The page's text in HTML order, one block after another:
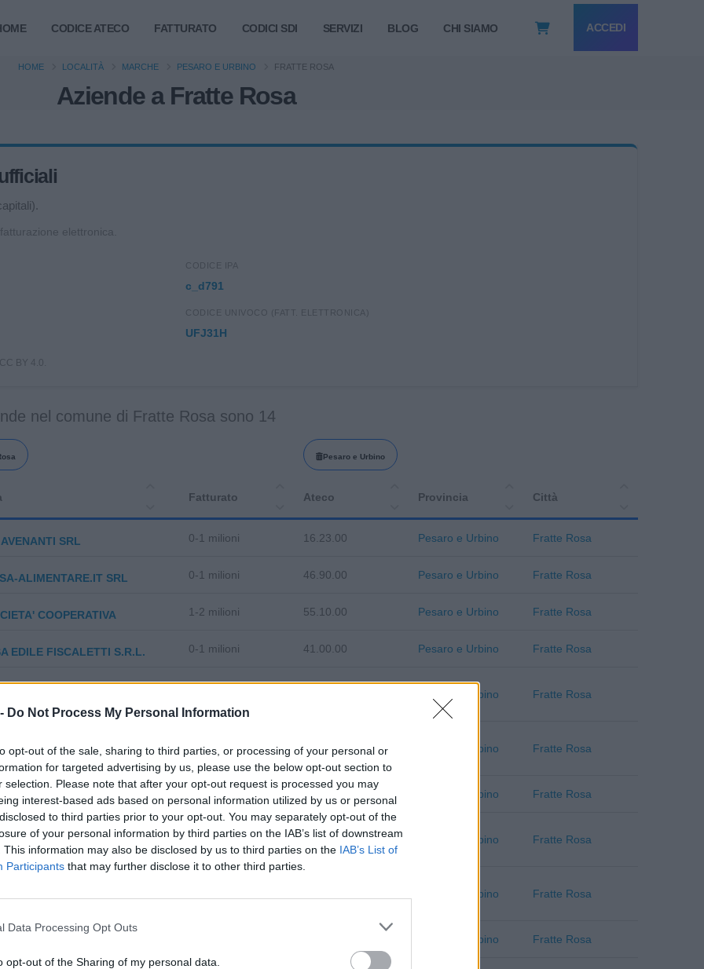
Do Not Process My Personal Information
opt-out of the sale, sharing to third parties, or processing of your personal or
for targeted advertising by us, please use the below opt-out section to
selection. Please note that after your opt-out request is processed you may
interest-based ads based on personal information utilized by us or personal
to third parties prior to your opt-out. You may separately opt-out of the
of your personal information by third parties on the IAB’s list of downstream
This information may also be disclosed by us to third parties on the IAB’s List of
Participants that may further disclose it to other third parties.
Data Processing Opt Outs
opt-out of the Sharing of my personal data.
CODICE ATECO FATTURATO CODICI SDI SERVIZI BLOG CHI SIAMO ACCEDI
Aziende a Fratte Rosa
HOME LOCALITÀ MARCHE PESARO E URBINO FRATTE ROSA
elettronica.
CODICE IPA
c_d791
CODICE UNIVOCO (FATT. ELETTRONICA)
UFJ31H
BY 4.0.
nel comune di Fratte Rosa sono 14
Pesaro e Urbino
Fatturato Ateco Provincia Città
SRL 0-1 milioni 16.23.00 Pesaro e Urbino Fratte Rosa
ALIMENTARE.IT SRL 0-1 milioni 46.90.00 Pesaro e Urbino Fratte Rosa
COOPERATIVA 1-2 milioni 55.10.00 Pesaro e Urbino Fratte Rosa
EDILE FISCALETTI S.R.L. 0-1 milioni 41.00.00 Pesaro e Urbino Fratte Rosa
Pesaro e Urbino Fratte Rosa
10.73.00 Pesaro e Urbino Fratte Rosa
RODOLFO 01.11.00 Pesaro e Urbino Fratte Rosa
AGRICOLA FRATTEROSA
12.10.00 Pesaro e Urbino Fratte Rosa
Pesaro e Urbino Fratte Rosa
Pesaro e Urbino Fratte Rosa